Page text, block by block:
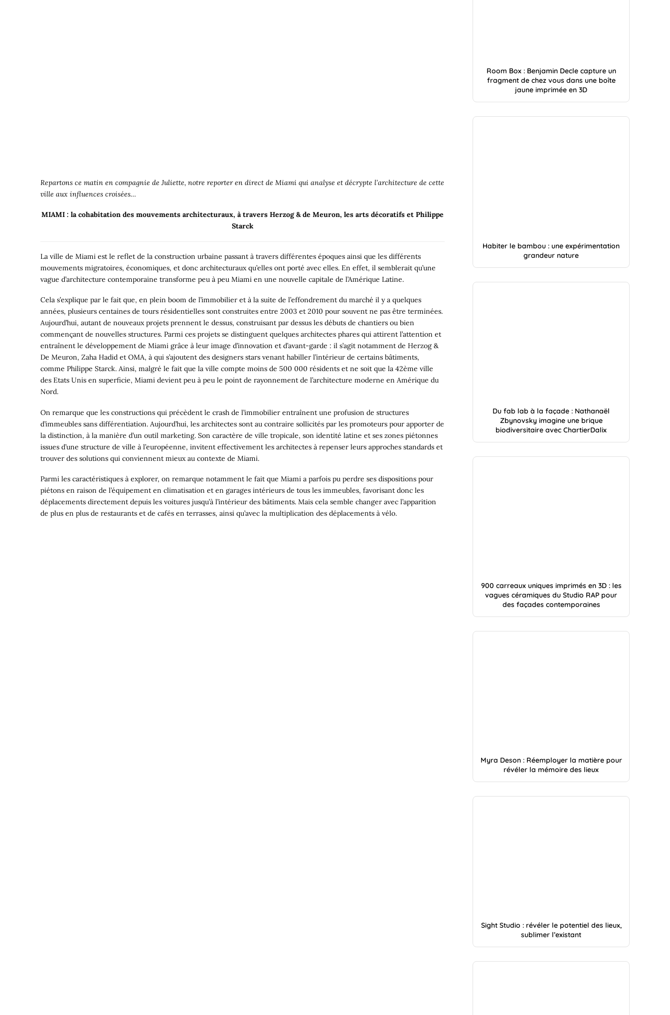
Repartons ce matin en compagnie de Juliette, notre reporter en direct de Miami qui analyse et décrypte l’architecture de cette
ville aux influences croisées…
MIAMI : la cohabitation des mouvements architecturaux, à travers Herzog & de Meuron, les arts décoratifs et Philippe
Starck
La ville de Miami est le reflet de la construction urbaine passant à travers différentes époques ainsi que les différents
mouvements migratoires, économiques, et donc architecturaux qu’elles ont porté avec elles. En effet, il semblerait qu’une
vague d’architecture contemporaine transforme peu à peu Miami en une nouvelle capitale de l’Amérique Latine.
Cela s’explique par le fait que, en plein boom de l’immobilier et à la suite de l’effondrement du marché il y a quelques
années, plusieurs centaines de tours résidentielles sont construites entre 2003 et 2010 pour souvent ne pas être terminées.
Aujourd’hui, autant de nouveaux projets prennent le dessus, construisant par dessus les débuts de chantiers ou bien
commençant de nouvelles structures. Parmi ces projets se distinguent quelques architectes phares qui attirent l’attention et
entraînent le développement de Miami grâce à leur image d’innovation et d’avant-garde : il s’agit notamment de Herzog &
De Meuron, Zaha Hadid et OMA, à qui s’ajoutent des designers stars venant habiller l’intérieur de certains bâtiments,
comme Philippe Starck. Ainsi, malgré le fait que la ville compte moins de 500 000 résidents et ne soit que la 42ème ville
des Etats Unis en superficie, Miami devient peu à peu le point de rayonnement de l’architecture moderne en Amérique du
Nord.
On remarque que les constructions qui précèdent le crash de l’immobilier entraînent une profusion de structures
d’immeubles sans différentiation. Aujourd’hui, les architectes sont au contraire sollicités par les promoteurs pour apporter de
la distinction, à la manière d’un outil marketing. Son caractère de ville tropicale, son identité latine et ses zones piétonnes
issues d’une structure de ville à l’européenne, invitent effectivement les architectes à repenser leurs approches standards et
trouver des solutions qui conviennent mieux au contexte de Miami.
Parmi les caractéristiques à explorer, on remarque notamment le fait que Miami a parfois pu perdre ses dispositions pour
piétons en raison de l’équipement en climatisation et en garages intérieurs de tous les immeubles, favorisant donc les
déplacements directement depuis les voitures jusqu’à l’intérieur des bâtiments. Mais cela semble changer avec l’apparition
de plus en plus de restaurants et de cafés en terrasses, ainsi qu’avec la multiplication des déplacements à vélo.
Room Box : Benjamin Decle capture un
fragment de chez vous dans une boîte
jaune imprimée en 3D
Habiter le bambou : une expérimentation
grandeur nature
Du fab lab à la façade : Nathanaël
Zbynovsky imagine une brique
biodiversitaire avec ChartierDalix
900 carreaux uniques imprimés en 3D : les
vagues céramiques du Studio RAP pour
des façades contemporaines
Myra Deson : Réemployer la matière pour
révéler la mémoire des lieux
Sight Studio : révéler le potentiel des lieux,
sublimer l’existant